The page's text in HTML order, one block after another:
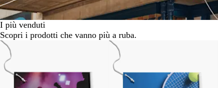
I più venduti
Scopri i prodotti che vanno più a ruba.
Nuove opzioni
Nuove opzioni